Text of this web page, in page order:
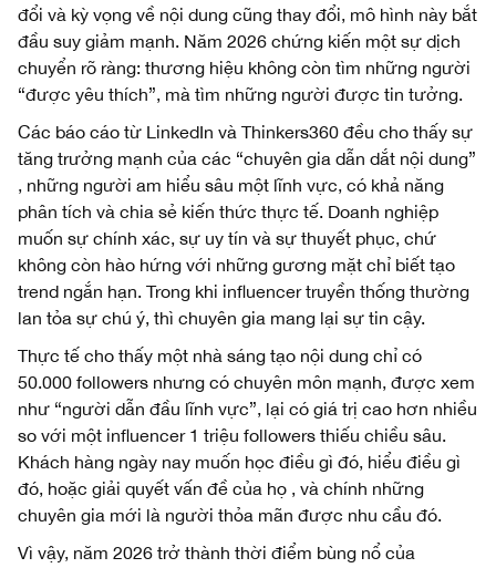
đổi và kỳ vọng về nội dung cũng thay đổi, mô hình này bắt
đầu suy giảm mạnh. Năm 2026 chứng kiến một sự dịch
chuyển rõ ràng: thương hiệu không còn tìm những người
“được yêu thích”, mà tìm những người được tin tưởng.
Các báo cáo từ LinkedIn và Thinkers360 đều cho thấy sự
tăng trưởng mạnh của các “chuyên gia dẫn dắt nội dung”
, những người am hiểu sâu một lĩnh vực, có khả năng
phân tích và chia sẻ kiến thức thực tế. Doanh nghiệp
muốn sự chính xác, sự uy tín và sự thuyết phục, chứ
không còn hào hứng với những gương mặt chỉ biết tạo
trend ngắn hạn. Trong khi influencer truyền thống thường
lan tỏa sự chú ý, thì chuyên gia mang lại sự tin cậy.
Thực tế cho thấy một nhà sáng tạo nội dung chỉ có
50.000 followers nhưng có chuyên môn mạnh, được xem
như “người dẫn đầu lĩnh vực”, lại có giá trị cao hơn nhiều
so với một influencer 1 triệu followers thiếu chiều sâu.
Khách hàng ngày nay muốn học điều gì đó, hiểu điều gì
đó, hoặc giải quyết vấn đề của họ , và chính những
chuyên gia mới là người thỏa mãn được nhu cầu đó.
Vì vậy, năm 2026 trở thành thời điểm bùng nổ của